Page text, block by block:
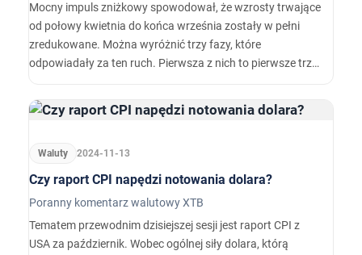
Mocny impuls zniżkowy spowodował, że wzrosty trwające
od połowy kwietnia do końca września zostały w pełni
zredukowane. Można wyróżnić trzy fazy, które
odpowiadały za ten ruch. Pierwsza z nich to pierwsze trzy
względem innych walut G10 na fali spekulacji, że Dolnad
Trump może wygrać jesienne wybory.
Waluty 2024-11-13
Czy raport CPI napędzi notowania dolara?
Poranny komentarz walutowy XTB
Tematem przewodnim dzisiejszej sesji jest raport CPI z
USA za październik. Wobec ogólnej siły dolara, którą